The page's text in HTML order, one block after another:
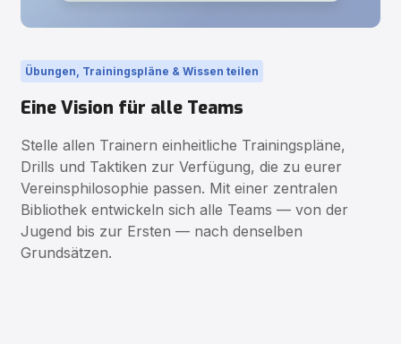
Übungen, Trainingspläne & Wissen teilen
Eine Vision für alle Teams
Stelle allen Trainern einheitliche Trainingspläne,
Drills und Taktiken zur Verfügung, die zu eurer
Vereinsphilosophie passen. Mit einer zentralen
Bibliothek entwickeln sich alle Teams — von der
Jugend bis zur Ersten — nach denselben
Grundsätzen.